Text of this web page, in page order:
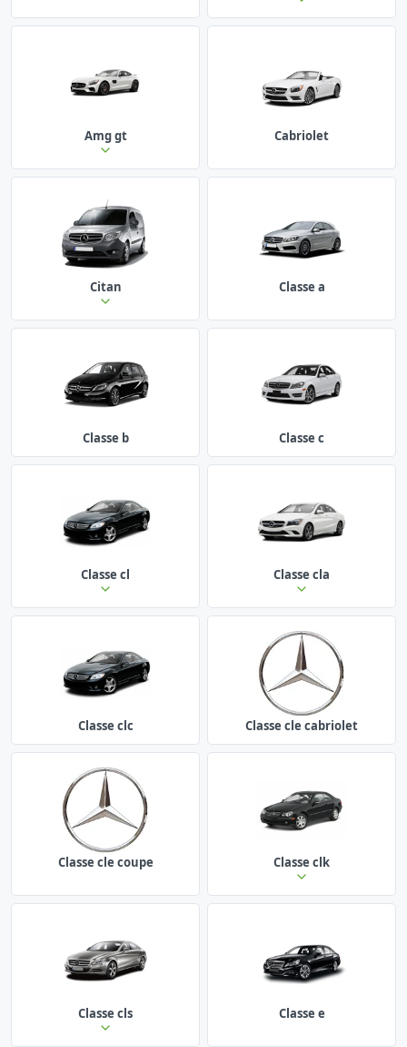
Amg gt Cabriolet
Citan Classe a
Classe b Classe c
Classe cl Classe cla
Classe clc Classe cle cabriolet
Classe cle coupe Classe clk
Classe cls Classe e